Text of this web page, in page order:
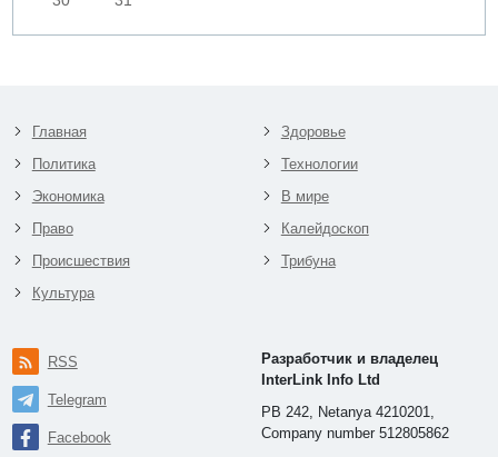
Главная
Политика
Экономика
Право
Происшествия
Культура
Здоровье
Технологии
В мире
Калейдоскоп
Трибуна
RSS
Telegram
Facebook
Разработчик и владелец
InterLink Info Ltd
PB 242, Netanya 4210201,
Company number 512805862